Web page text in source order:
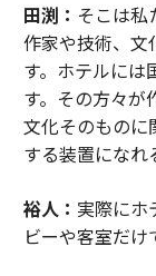
田渕： そこは私
作家や技術、文
す。ホテルには
す。その方々が
文化そのものに
する装置になれ
裕人： 実際にホ
ビーや客室だけ